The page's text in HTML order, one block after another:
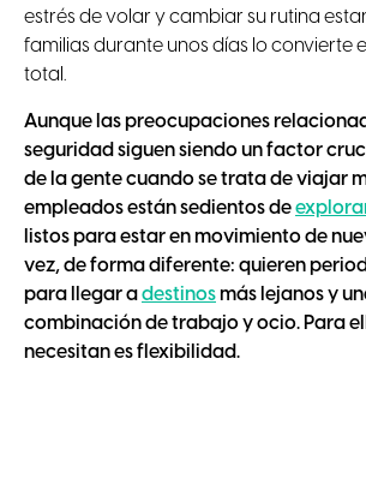
estrés de volar y cambiar su rutina
familias durante unos días lo convierte
total.
Aunque las preocupaciones
seguridad siguen siendo un factor
de la gente cuando se trata de viajar
empleados están sedientos de
listos para estar en movimiento de
vez, de forma diferente: quieren
para llegar adestinosmás lejanos y
combinación de trabajo y ocio. Para
necesitan es flexibilidad.